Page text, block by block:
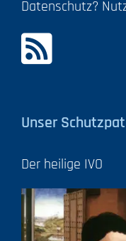
Datenschutz?
Unser
Der heilige IVO